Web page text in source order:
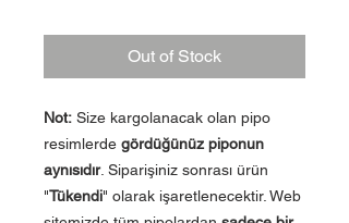
Out of Stock
Not: Size kargolanacak olan pipo
resimlerde gördüğünüz piponun
aynısıdır. Siparişiniz sonrası ürün
"Tükendi" olarak işaretlenecektir. Web